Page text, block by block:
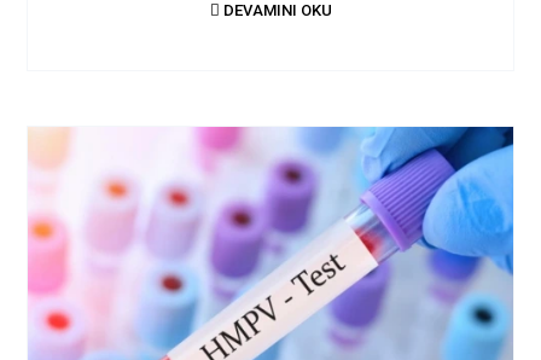
DEVAMINI OKU